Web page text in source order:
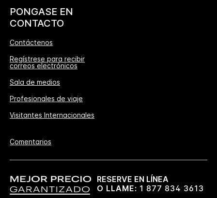
PONGASE EN
CONTACTO
Contáctenos
Regístrese para recibir
correos electrónicos
Sala de medios
Profesionales de viaje
Visitantes Internacionales
Comentarios
RESERVE EN LÍNEA
O LLAME: 1 877 834 3613